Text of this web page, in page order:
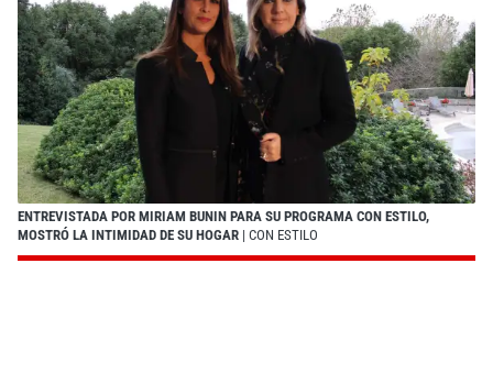
ENTREVISTADA POR MIRIAM BUNIN PARA SU PROGRAMA CON ESTILO,
MOSTRÓ LA INTIMIDAD DE SU HOGAR | CON ESTILO